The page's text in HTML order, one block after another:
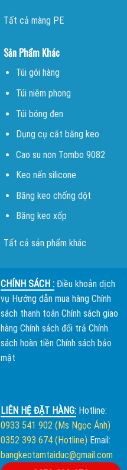
Tất cả màng PE
Sản Phẩm Khác
Túi gói hàng
Túi niêm phong
Túi bóng đen
Dụng cụ cắt băng keo
Cao su non Tombo 9082
Keo nến silicone
Băng keo chống dột
Băng keo xốp
Tất cả sản phẩm khác
CHÍNH SÁCH : Điều khoản dịch
vụ Hướng dẫn mua hàng Chính
sách thanh toán Chính sách giao
hàng Chính sách đổi trả Chính
sách hoàn tiền Chính sách bảo
mật
LIÊN HỆ ĐẶT HÀNG:Hotline:
0933 541 902 (Ms Ngọc Ánh)
0352 393 674 (Hotline) Email:
bangkeotamtaiduc@gmail.com